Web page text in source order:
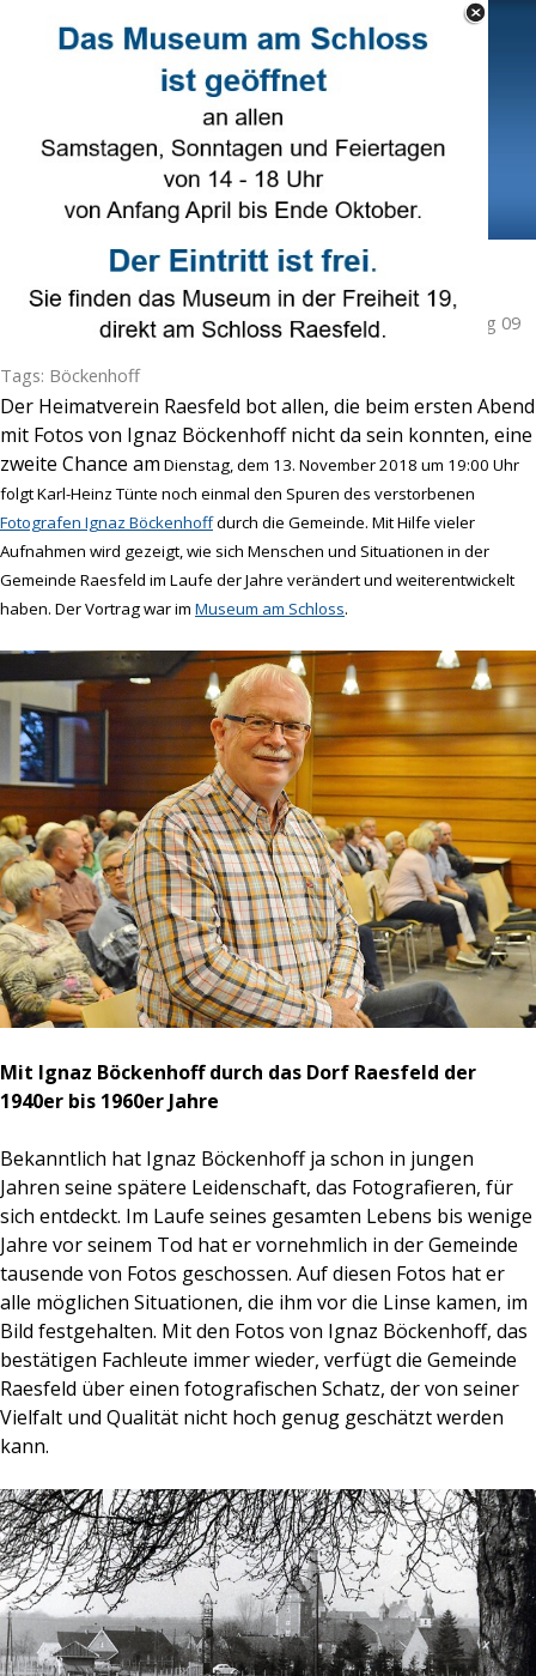
Select Language ▼
Menü überspringen
Neues aus Alt-Raesfeld
Veröffentlicht vonKarl-Heinz TünteinHeimatverein
· Freitag 09
Tags: Böckenhoff
Der Heimatverein Raesfeld bot allen, die beim ersten Abend
mit Fotos von Ignaz Böckenhoff nicht da sein konnten, eine
zweite Chance am Dienstag, dem 13. November 2018 um 19:00 Uhr
folgt Karl-Heinz Tünte noch einmal den Spuren des verstorbenen
Fotografen Ignaz Böckenhoffdurch die Gemeinde. Mit Hilfe vieler
Aufnahmen wird gezeigt, wie sich Menschen und Situationen in der
Gemeinde Raesfeld im Laufe der Jahre verändert und weiterentwickelt
haben. Der Vortrag war im Museum am Schloss.
Mit Ignaz Böckenhoff durch das Dorf Raesfeld der
1940er bis 1960er Jahre
Bekanntlich hat Ignaz Böckenhoff ja schon in jungen
Jahren seine spätere Leidenschaft, das Fotografieren, für
sich entdeckt. Im Laufe seines gesamten Lebens bis wenige
Jahre vor seinem Tod hat er vornehmlich in der Gemeinde
tausende von Fotos geschossen. Auf diesen Fotos hat er
alle möglichen Situationen, die ihm vor die Linse kamen, im
Bild festgehalten. Mit den Fotos von Ignaz Böckenhoff, das
bestätigen Fachleute immer wieder, verfügt die Gemeinde
Raesfeld über einen fotografischen Schatz, der von seiner
Vielfalt und Qualität nicht hoch genug geschätzt werden
kann.